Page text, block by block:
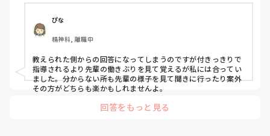
同じような状況の中で後輩指導をされている方は、どのよう
な工夫をされていますか？限られた時間の中でも、効果的に
指導するコツや、日頃から意識していることがあれば教えて
いただきたいです。
忙しい病棟だからこそ実践できる工夫があれば、ぜひ参考に
させてください。
ぴな
精神科, 離職中
教えられた側からの回答になってしまうのですが付きっきりで
指導されるより先輩の働きぶりを見て覚えるが私には合ってい
ました。分からない所も先輩の様子を見て聞きに行ったり案外
その方がどちらも楽かもしれませんよ。
回答をもっと見る